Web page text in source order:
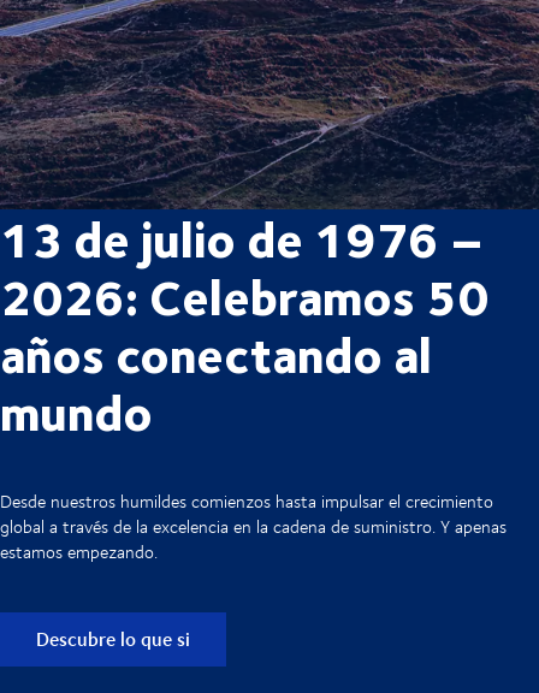
13 de julio de 1976 –
2026: Celebramos 50
años conectando al
mundo
Desde nuestros humildes comienzos hasta impulsar el crecimiento
global a través de la excelencia en la cadena de suministro. Y apenas
estamos empezando.
Descubre lo que si